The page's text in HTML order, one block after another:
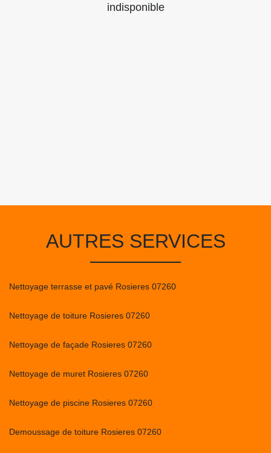
indisponible
AUTRES SERVICES
Nettoyage terrasse et pavé Rosieres 07260
Nettoyage de toiture Rosieres 07260
Nettoyage de façade Rosieres 07260
Nettoyage de muret Rosieres 07260
Nettoyage de piscine Rosieres 07260
Demoussage de toiture Rosieres 07260